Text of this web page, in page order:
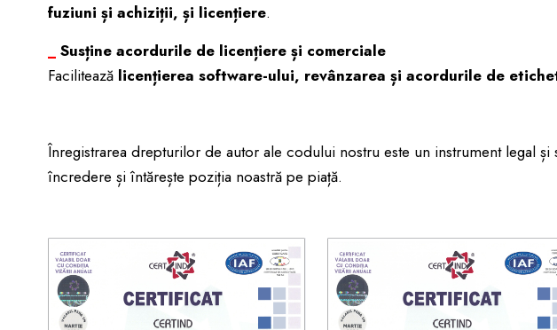
fuziuni și achiziții, și licențiere.
_ Susține acordurile de licențiere și comerciale
Facilitează licențierea software-ului, revânzarea și acordurile de
Înregistrarea drepturilor de autor ale codului nostru este un instrument legal
încredere și întărește poziția noastră pe piață.